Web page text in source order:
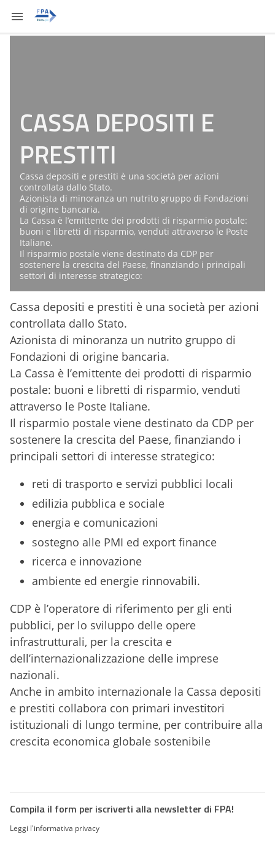
CASSA DEPOSITI E
PRESTITI
Cassa depositi e prestiti è una società per azioni
controllata dallo Stato.
Azionista di minoranza un nutrito gruppo di Fondazioni
di origine bancaria.
La Cassa è l’emittente dei prodotti di risparmio postale:
buoni e libretti di risparmio, venduti attraverso le Poste
Italiane.
Il risparmio postale viene destinato da CDP per
sostenere la crescita del Paese, finanziando i principali
settori di interesse strategico:
Cassa depositi e prestiti è una società per azioni
controllata dallo Stato.
Azionista di minoranza un nutrito gruppo di
Fondazioni di origine bancaria.
La Cassa è l’emittente dei prodotti di risparmio
postale: buoni e libretti di risparmio, venduti
attraverso le Poste Italiane.
Il risparmio postale viene destinato da CDP per
sostenere la crescita del Paese, finanziando i
principali settori di interesse strategico:
reti di trasporto e servizi pubblici locali
edilizia pubblica e sociale
energia e comunicazioni
sostegno alle PMI ed export finance
ricerca e innovazione
ambiente ed energie rinnovabili.
CDP è l’operatore di riferimento per gli enti
pubblici, per lo sviluppo delle opere
infrastrutturali, per la crescita e
dell’internazionalizzazione delle imprese
nazionali.
Anche in ambito internazionale la Cassa depositi
e prestiti collabora con primari investitori
istituzionali di lungo termine, per contribuire alla
crescita economica globale sostenibile
Compila il form per iscriverti alla newsletter di FPA!
Leggi l'informativa privacy